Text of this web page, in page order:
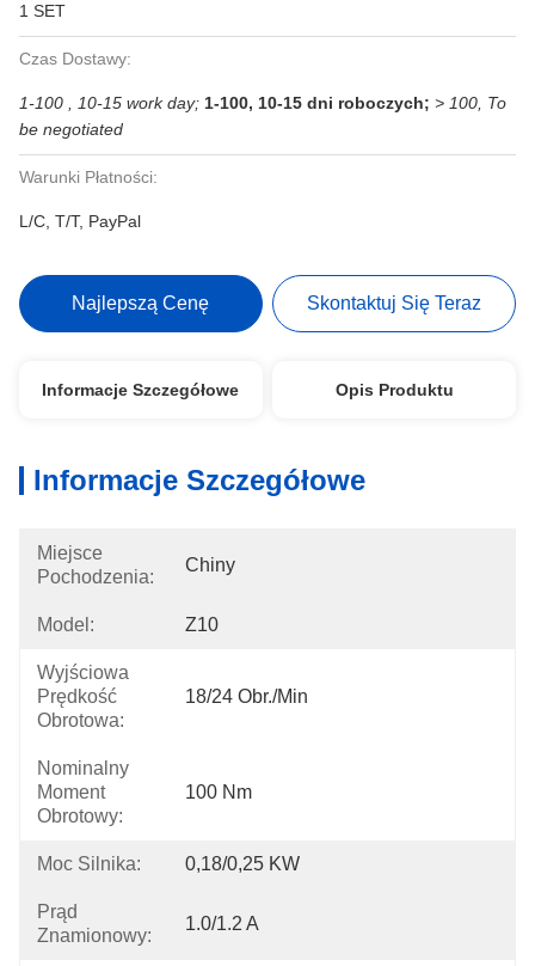
1 SET
Czas Dostawy:
1-100 , 10-15 work day; 1-100, 10-15 dni roboczych; > 100, To
be negotiated
Warunki Płatności:
L/C, T/T, PayPal
Najlepszą Cenę Skontaktuj Się Teraz
Informacje Szczegółowe Opis Produktu
Informacje Szczegółowe
Miejsce
Pochodzenia:
Chiny
Model: Z10
Wyjściowa
Prędkość
Obrotowa:
18/24 Obr./min
Nominalny
Moment
Obrotowy:
100 Nm
Moc Silnika: 0,18/0,25 KW
Prąd
Znamionowy:
1.0/1.2 A